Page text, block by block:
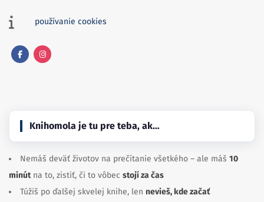
používanie cookies
Knihomola je tu pre teba, ak…
Nemáš deväť životov na prečítanie všetkého – ale máš 10
minútna to, zistiť, či to vôbec stojí za čas
Túžiš po ďalšej skvelej knihe, len nevieš, kde začať